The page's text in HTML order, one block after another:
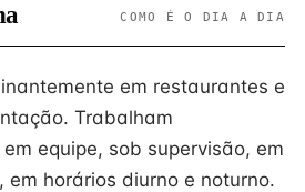
COMO É O DIA A DIA
em restaurantes e
Trabalham
equipe, sob supervisão, em
horários diurno e noturno.